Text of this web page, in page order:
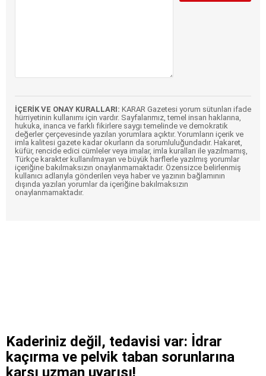
İÇERİK VE ONAY KURALLARI: KARAR Gazetesi yorum sütunları ifade
hürriyetinin kullanımı için vardır. Sayfalarımız, temel insan haklarına,
hukuka, inanca ve farklı fikirlere saygı temelinde ve demokratik
değerler çerçevesinde yazılan yorumlara açıktır. Yorumların içerik ve
imla kalitesi gazete kadar okurların da sorumluluğundadır. Hakaret,
küfür, rencide edici cümleler veya imalar, imla kuralları ile yazılmamış,
Türkçe karakter kullanılmayan ve büyük harflerle yazılmış yorumlar
içeriğine bakılmaksızın onaylanmamaktadır. Özensizce belirlenmiş
kullanıcı adlarıyla gönderilen veya haber ve yazının bağlamının
dışında yazılan yorumlar da içeriğine bakılmaksızın
onaylanmamaktadır.
Kaderiniz değil, tedavisi var: İdrar
kaçırma ve pelvik taban sorunlarına
karşı uzman uyarısı!